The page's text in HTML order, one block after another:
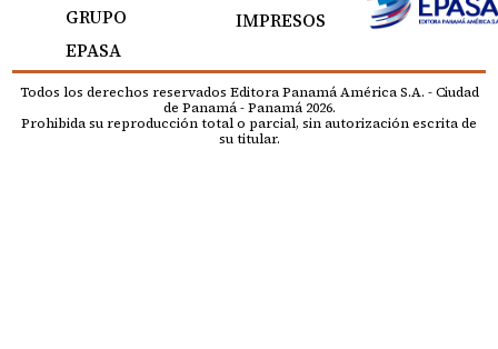
GRUPO
EPASA
IMPRESOS
Todos los derechos reservados Editora Panamá América S.A. - Ciudad
de Panamá - Panamá 2026.
Prohibida su reproducción total o parcial, sin autorización escrita de
su titular.